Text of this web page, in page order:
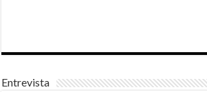
Entrevista